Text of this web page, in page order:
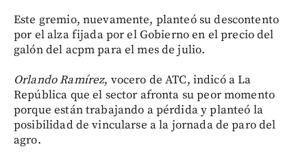
Este gremio, nuevamente, planteó su descontento
por el alza fijada por el Gobierno en el precio del
galón del acpm para el mes de julio.
Orlando Ramírez, vocero de ATC, indicó a La
República que el sector afronta su peor momento
porque están trabajando a pérdida y planteó la
posibilidad de vincularse a la jornada de paro del
agro.